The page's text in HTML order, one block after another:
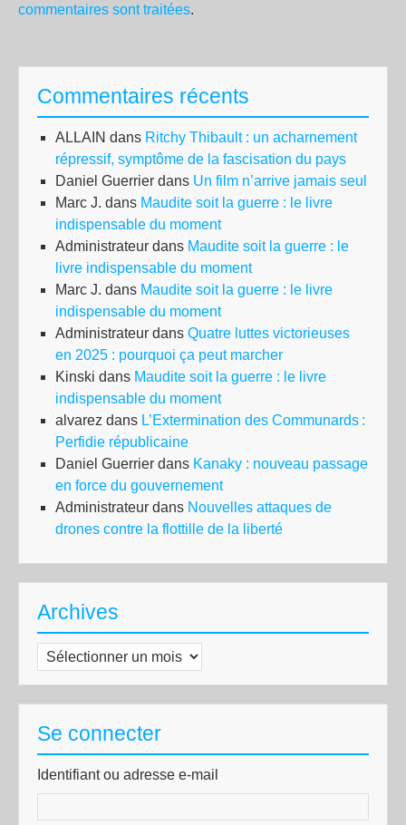
commentaires sont traitées.
Commentaires récents
ALLAIN dans Ritchy Thibault : un acharnement
répressif, symptôme de la fascisation du pays
Daniel Guerrier dans Un film n’arrive jamais seul
Marc J. dans Maudite soit la guerre : le livre
indispensable du moment
Administrateur dans Maudite soit la guerre : le
livre indispensable du moment
Marc J. dans Maudite soit la guerre : le livre
indispensable du moment
Administrateur dans Quatre luttes victorieuses
en 2025 : pourquoi ça peut marcher
Kinski dans Maudite soit la guerre : le livre
indispensable du moment
alvarez dans L’Extermination des Communards :
Perfidie républicaine
Daniel Guerrier dans Kanaky : nouveau passage
en force du gouvernement
Administrateur dans Nouvelles attaques de
drones contre la flottille de la liberté
Archives
Archives
Se connecter
Identifiant ou adresse e-mail